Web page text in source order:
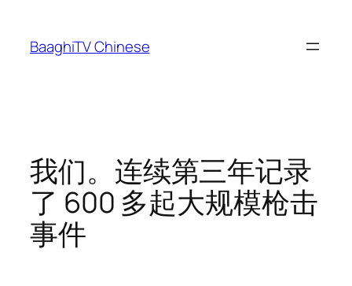
content
BaaghiTV Chinese
我们。连续第三年记录
了 600 多起大规模枪击
事件